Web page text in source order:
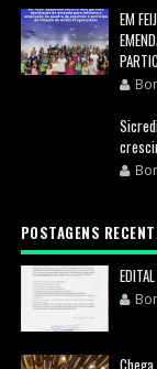
EM
POSTAGENS